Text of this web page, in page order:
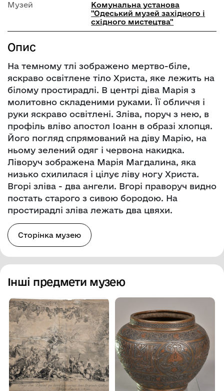
Музей
Комунальна установа
"Одеський музей західного і
східного мистецтва"
Опис
На темному тлі зображено мертво-біле,
яскраво освітлене тіло Христа, яке лежить на
білому простирадлі. В центрі діва Марія з
молитовно складеними руками. Її обличчя і
руки яскраво освітлені. Зліва, поруч з нею, в
профіль вліво апостол Іоанн в образі хлопця.
Його погляд спрямований на діву Марію, на
ньому зелений одяг і червона накидка.
Ліворуч зображена Марія Магдалина, яка
низько схилилася і цілує ліву ногу Христа.
Вгорі зліва - два ангели. Вгорі праворуч видно
постать старого з сивою бородою. На
простирадлі зліва лежать два цвяхи.
Сторінка музею
Інші предмети музею